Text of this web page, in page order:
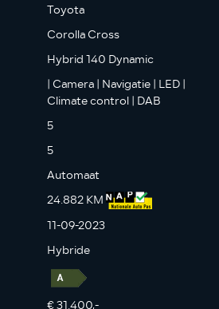
Toyota
Corolla Cross
Hybrid 140 Dynamic
| Camera | Navigatie | LED |
Climate control | DAB
5
5
Automaat
24.882 KM
11-09-2023
Hybride
€ 31.400,-